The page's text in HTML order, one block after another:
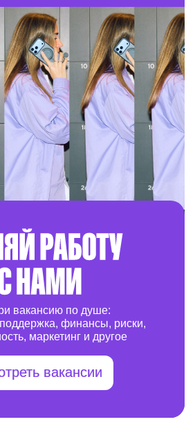
вакансию по душе:
финансы, риски,
маркетинг и другое
вакансии